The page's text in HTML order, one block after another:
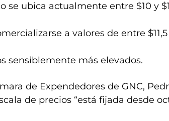
ubica actualmente entre $10 y
a valores de entre $11,5
sensiblemente más elevados.
de Expendedores de GNC,
de precios “está fijada desde